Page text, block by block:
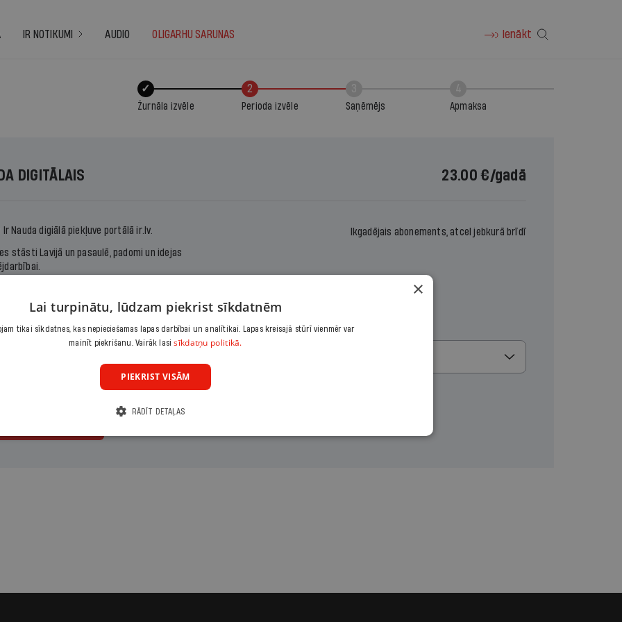
IR NOTIKUMI AUDIO OLIGARHU SARUNAS Ienākt
✓
Žurnāla izvēle
2
Perioda izvēle Saņēmējs Apmaksa
DIGITĀLAIS 23.00 €/gadā
Ir Nauda digiālā piekļuve portālā ir.lv.
stāsti Lavijā un pasaulē, padomi un idejas
Ikgadējais abonements, atcel jebkurā brīdī
Izvēlies periodu
×
Lai turpinātu, lūdzam piekrist sīkdatnēm
tikai sīkdatnes, kas nepieciešamas lapas darbībai un analītikai. Lapas kreisajā stūrī vienmēr var
mainīt piekrišanu. Vairāk lasisīkdatņu politikā.
PIEKRIST VISĀM
RĀDĪT DETAĻAS